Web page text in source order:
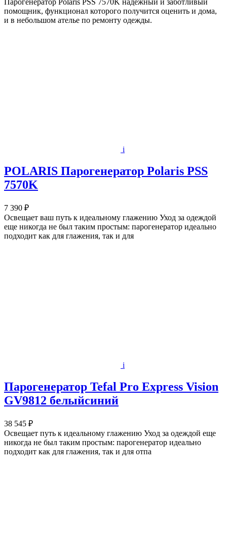
Парогенератор Polaris PSS 7570K надежный и заботливый
помощник, функционал которого получится оценить и дома,
и в небольшом ателье по ремонту одежды.
i
POLARIS Парогенератор Polaris PSS
7570K
7 390 ₽
Освещает ваш путь к идеальному глажению Уход за одеждой
еще никогда не был таким простым: парогенератор идеально
подходит как для глажения, так и для
i
Парогенератор Tefal Pro Express Vision
GV9812 белыйсиний
38 545 ₽
Освещает путь к идеальному глажению Уход за одеждой еще
никогда не был таким простым: парогенератор идеально
подходит как для глажения, так и для отпа